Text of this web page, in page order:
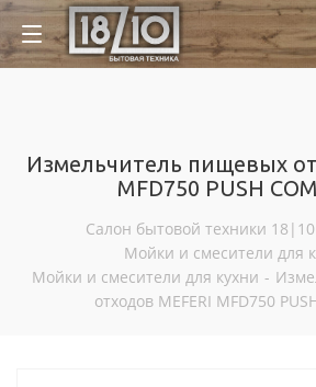
Измельчитель пищевых
MFD750 PUSH
Салон бытовой техники 18|10
Мойки и смесители для
Мойки и смесители для кухни -
отходов MEFERI MFD750